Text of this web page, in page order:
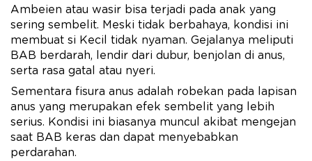
Ambeien atau wasir bisa terjadi pada anak yang
sering sembelit. Meski tidak berbahaya, kondisi ini
membuat si Kecil tidak nyaman. Gejalanya meliputi
BAB berdarah, lendir dari dubur, benjolan di anus,
serta rasa gatal atau nyeri.
Sementara fisura anus adalah robekan pada lapisan
anus yang merupakan efek sembelit yang lebih
serius. Kondisi ini biasanya muncul akibat mengejan
saat BAB keras dan dapat menyebabkan
perdarahan.